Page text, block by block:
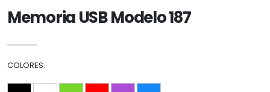
Memoria USB Modelo 187
COLORES: